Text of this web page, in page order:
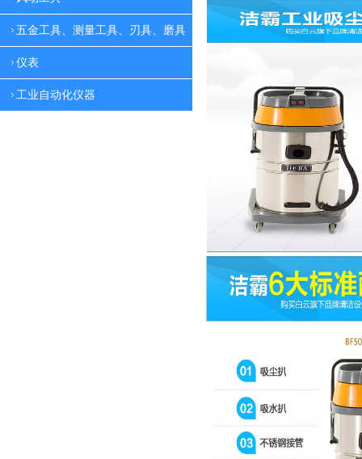
五金工具、测量工具、刃具、磨具
仪表
工业自动化仪器